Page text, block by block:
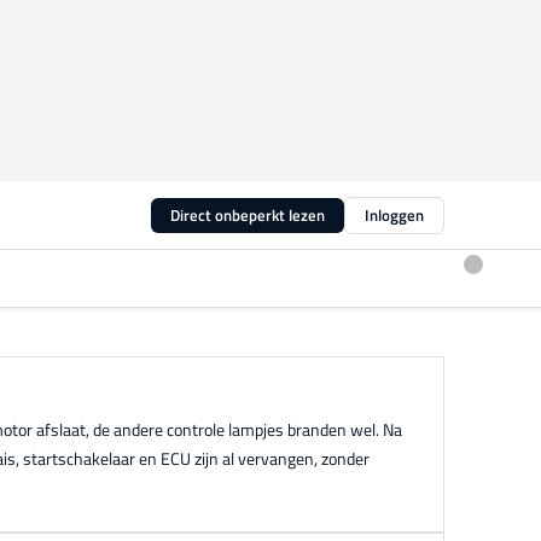
Direct onbeperkt lezen Inloggen
afslaat, de andere controle lampjes branden wel. Na
startschakelaar en ECU zijn al vervangen, zonder